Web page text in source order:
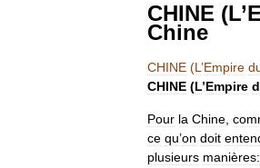
CHINE
Chine
CHINE (L ’Empire
CHINE (L’Empire
Pour la Chine
ce qu’on doit
plusieurs manières: